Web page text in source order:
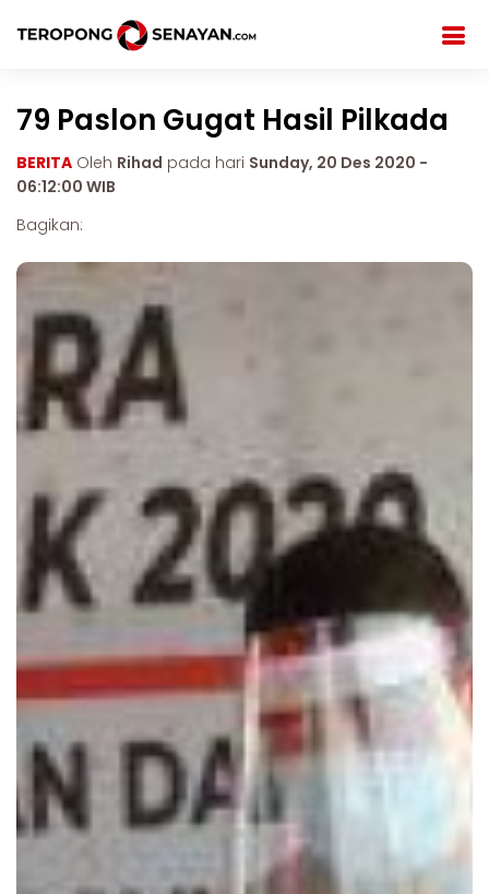
79 Paslon Gugat Hasil Pilkada
BERITA Oleh Rihad pada hari Sunday, 20 Des 2020 -
06:12:00 WIB
Bagikan: